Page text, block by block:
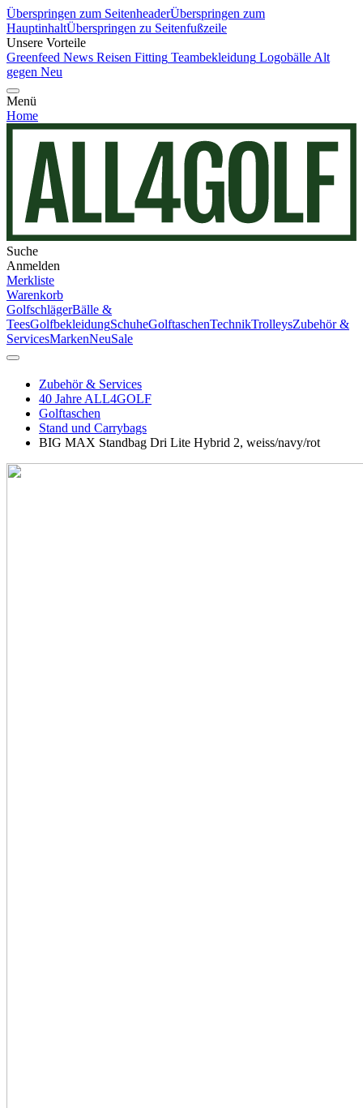
Überspringen zum SeitenheaderÜberspringen zum
HauptinhaltÜberspringen zu Seitenfußzeile
Unsere Vorteile
Greenfeed News Reisen Fitting Teambekleidung Logobälle Alt
gegen Neu
Menü
Home
Suche
Anmelden
Merkliste
Warenkorb
GolfschlägerBälle &
TeesGolfbekleidungSchuheGolftaschenTechnikTrolleysZubehör &
ServicesMarkenNeuSale
Zubehör & Services
40 Jahre ALL4GOLF
Golftaschen
Stand und Carrybags
BIG MAX Standbag Dri Lite Hybrid 2, weiss/navy/rot